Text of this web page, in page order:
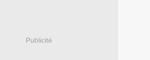
Publicité